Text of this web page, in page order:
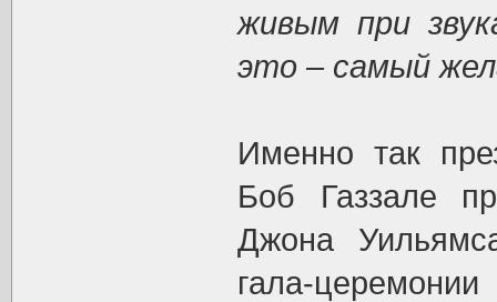
живым при
это – самый
Именно так
Боб Газзале
Джона
гала-